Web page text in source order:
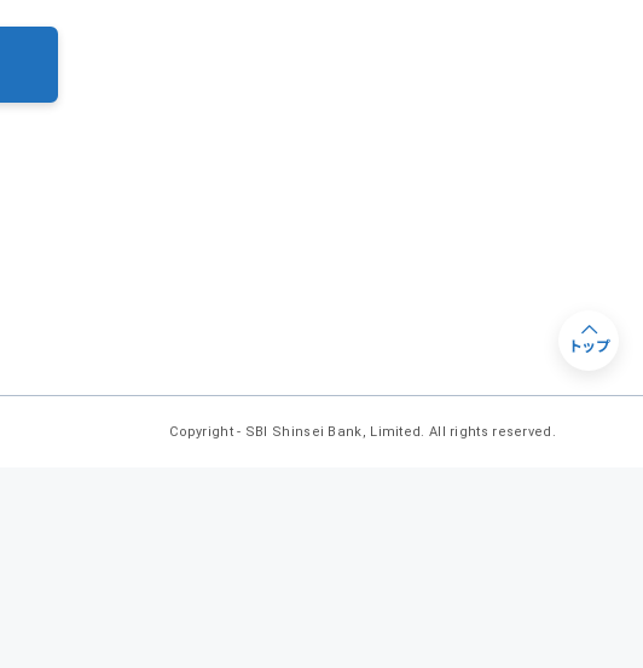
Copyright - SBI Shinsei Bank, Limited. All rights reserved.
トップ